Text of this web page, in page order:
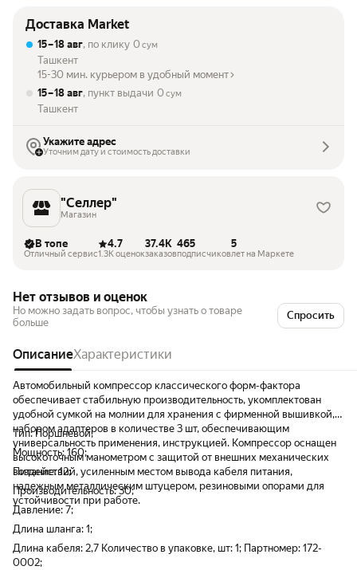
Доставка Market
15 – 18 авг, по клику 0 сум
Ташкент
15-30 мин. курьером в удобный момент
15 – 18 авг, пункт выдачи 0 сум
Ташкент
Укажите адрес
Уточним дату и стоимость доставки
"Селлер"
Магазин
В топе
Отличный сервис
4.7
1.3K оценок
37.4K
заказов
465
подписчиков
5
лет на Маркете
Нет отзывов и оценок
Но можно задать вопрос, чтобы узнать о товаре
больше
Спросить
ОписаниеХарактеристики
Автомобильный компрессор классического форм-фактора
обеспечивает стабильную производительность, укомплектован
удобной сумкой на молнии для хранения с фирменной вышивкой,
набором адаптеров в количестве 3 шт, обеспечивающим
универсальность применения, инструкцией. Компрессор оснащен
высокоточным манометром с защитой от внешних механических
воздействий, усиленным местом вывода кабеля питания,
надежным металлическим штуцером, резиновыми опорами для
устойчивости при работе.
Тип: Поршневой;
Мощность: 160;
Питание: 12;
Производительность: 30;
Давление: 7;
Длина шланга: 1;
Длина кабеля: 2,7 Количество в упаковке, шт: 1; Партномер: 172-
0002;